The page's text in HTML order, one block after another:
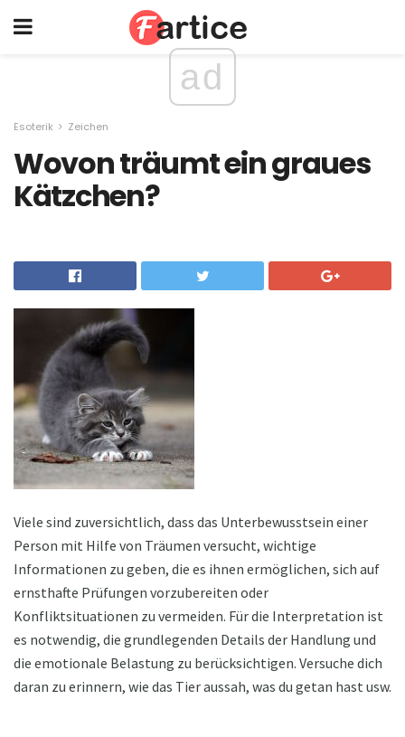
ad
Esoterik Zeichen
Wovon träumt ein graues
Kätzchen?
Viele sind zuversichtlich, dass das Unterbewusstsein einer
Person mit Hilfe von Träumen versucht, wichtige
Informationen zu geben, die es ihnen ermöglichen, sich auf
ernsthafte Prüfungen vorzubereiten oder
Konfliktsituationen zu vermeiden. Für die Interpretation ist
es notwendig, die grundlegenden Details der Handlung und
die emotionale Belastung zu berücksichtigen. Versuche dich
daran zu erinnern, wie das Tier aussah, was du getan hast usw.